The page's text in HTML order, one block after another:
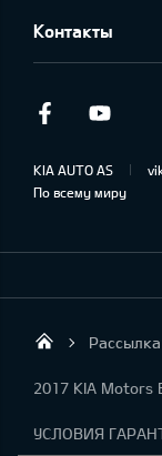
Контакты
Facebook
KIA AUTO AS
По всему миру
Viking
Рассылка
2017 KIA Motors
УСЛОВИЯ